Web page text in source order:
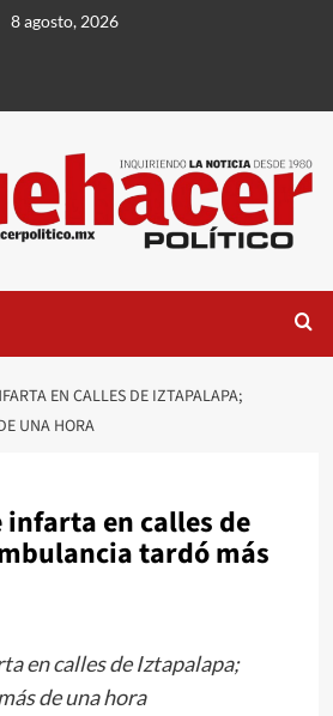
8 agosto, 2026
EN CALLES DE IZTAPALAPA;
UNA HORA
infarta en calles de
tardó más
en calles de Iztapalapa;
de una hora